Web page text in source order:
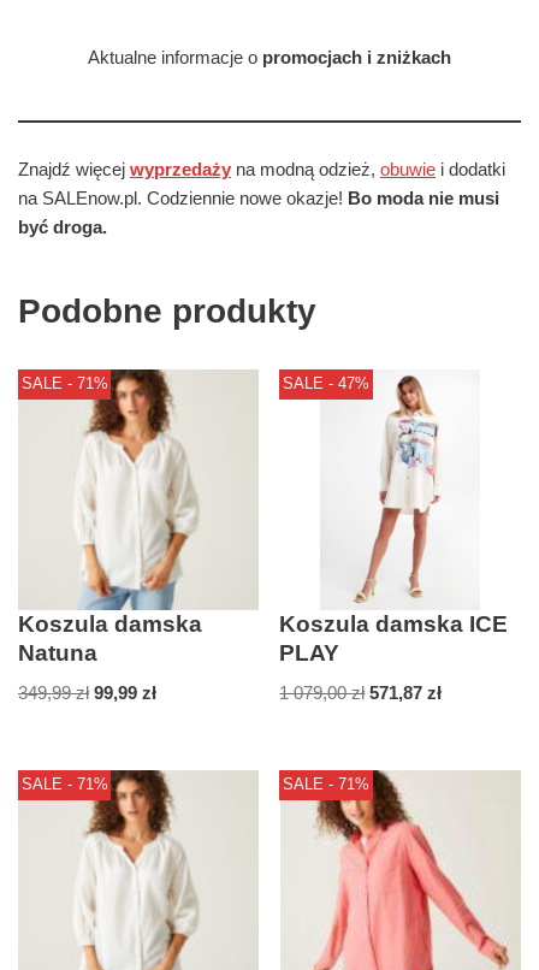
Aktualne informacje o promocjach i zniżkach
Znajdź więcej wyprzedaży na modną odzież, obuwie i dodatki
na SALEnow.pl. Codziennie nowe okazje! Bo moda nie musi
być droga.
Podobne produkty
SALE - 71%
Koszula damska
Natuna
349,99zł 99,99 zł
SALE - 47%
Koszula damska ICE
PLAY
1 079,00zł 571,87zł
SALE - 71% SALE - 71%